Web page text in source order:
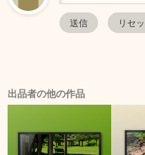
出品者の他の作品